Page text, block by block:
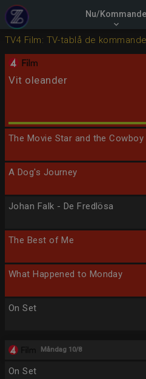
Nu/Kommande
keyboard_arrow_down
TV4 Film: TV-tablå de
Vit oleander
The Movie Star and the Cowboy
A Dog's Journey
Johan Falk - De Fredlösa
The Best of Me
What Happened to Monday
On Set
Måndag 10/8
On Set